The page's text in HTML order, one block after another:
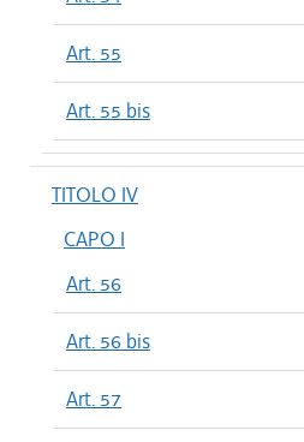
Art. 55
Art. 55 bis
TITOLO IV
CAPO I
Art. 56
Art. 56 bis
Art. 57